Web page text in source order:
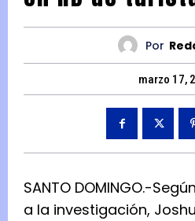
Por
marzo 17,
SANTO DOMINGO.-
a la investigación,